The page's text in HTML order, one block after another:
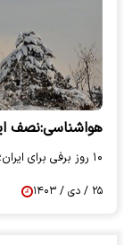
هواشناسی:نصف ایران ۱۰ روز زیر برف
۱۰ روز برفی برای ایران؛ نصف کشور سفیدپوش می‌شود
۲۵ / دی / ۱۴۰۳